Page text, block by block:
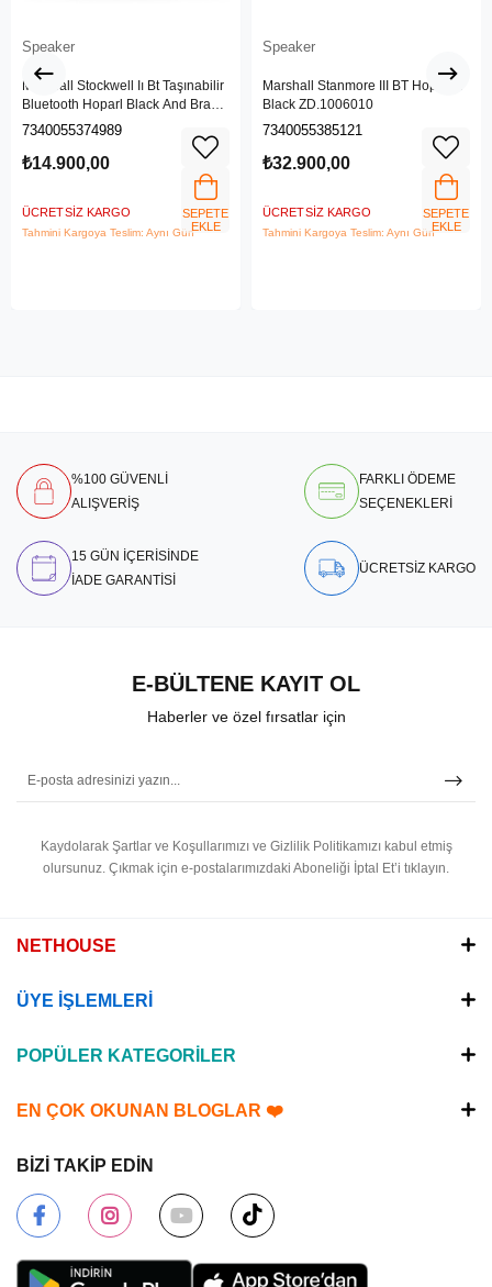
Speaker
Marshall Stockwell Iı Bt Taşınabilir
Bluetooth Hoparl Black And Brass
Zd.1005544
7340055374989
₺14.900,00
ÜCRETSIZ KARGO
Tahmini Kargoya Teslim: Aynı Gün
SEPETE
EKLE
Speaker
Marshall Stanmore III BT Hoparlör
Black ZD.1006010
7340055385121
₺32.900,00
ÜCRETSIZ KARGO
Tahmini Kargoya Teslim: Aynı Gün
SEPETE
EKLE
%100 GÜVENLİ
ALIŞVERİŞ
FARKLI ÖDEME
SEÇENEKLERİ
15 GÜN İÇERİSİNDE
İADE GARANTİSİ
ÜCRETSİZ KARGO
E-BÜLTENE KAYIT OL
Haberler ve özel fırsatlar için
Kaydolarak Şartlar ve Koşullarımızı ve Gizlilik Politikamızı kabul etmiş
olursunuz. Çıkmak için e-postalarımızdaki Aboneliği İptal Et’i tıklayın.
NETHOUSE
ÜYE İŞLEMLERİ
POPÜLER KATEGORİLER
EN ÇOK OKUNAN BLOGLAR ❤️
BİZİ TAKİP EDİN